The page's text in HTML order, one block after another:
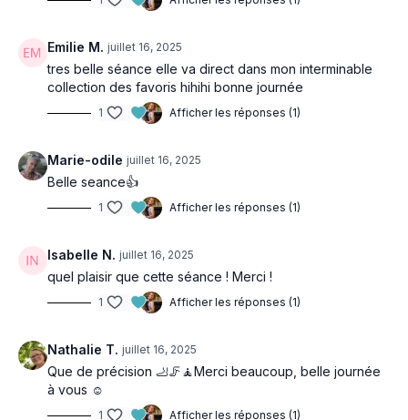
Emilie M. juillet 16, 2025
tres belle séance elle va direct dans mon interminable
collection des favoris hihihi bonne journée
1 Afficher les réponses (1)
Marie-odile juillet 16, 2025
Belle seance👍
1 Afficher les réponses (1)
Isabelle N. juillet 16, 2025
quel plaisir que cette séance ! Merci !
1 Afficher les réponses (1)
Nathalie T. juillet 16, 2025
Que de précision 🦶🦵🧘Merci beaucoup, belle journée
à vous ☺️
1 Afficher les réponses (1)